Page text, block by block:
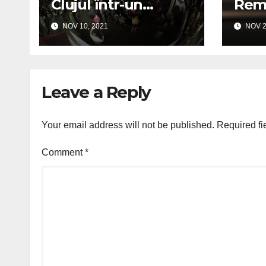
Clujul într-un
„UNESCO City of
Film”
NOV 10, 2021 NOV
Leave a Reply
Your email address will not be published. Required
Comment*